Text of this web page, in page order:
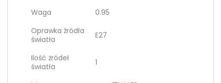
Waga
0.95
Oprawka źródła
światła
E27
Ilość żródeł
światła
1